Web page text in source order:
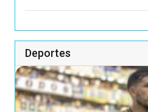
Deportes